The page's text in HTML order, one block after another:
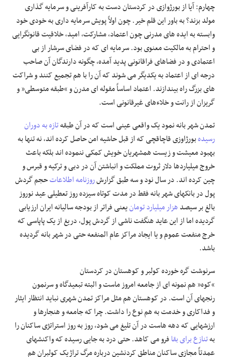
چهارم: آیا از بورژوازی در کردستان دست به کارآفرینی و سرمایه گذاری
مولد بزند؟ به باور این قلم خیر. چون اولاً پویش سرمایه داری به خودی خود
وابسته به ایده های مدرنی چون اعتماد، مشارکت، امید، خلاقیت قانونگرایی
و احترام به مالکیت معنوی بود. سرمایه ای که در فضای سرشار از بی
اعتمادی و در فضاهای فراقانونی پدید آمده، چگونه دارندگان آن صاحب
درجه ای از اعتماد به یکدیگر می شوند که آن را با هم تجمیع کنند و شراکت
های بزرگ راه بیندازند. اعتماد اساساً مقوله ای مدرن و “طبقه متوسطی” و
گریزان از رانت و خلاءهای غیرقانونی است.
تمدن شهر بانه نمود یک واقعی عینی است که در آن طبقهتازه به دوران
رسیدهبورژاوزی قاچاقچی که از قبل حاشیه امن حاصل کرده اند، نه تنها به
بهبود معیشت و زیست همشهریان خویش کمکی ننموده اند بلکه باعث
خروج میلیاردها دلار ثروت مملکت و انباشتن آن در دبی و ترکیه و قبرس و
چین کرده اند. در سال نود و سه طبق گزارشروزنامه اطلاعاتحجم گردش
پول در بانکهای شهر بانه فقط در مدت کوتاه سیزده روز تعطیلی عید نوروز
بالغ بر سیصدهزار میلیارد تومانیعنی فراتر از بودجه سالیانه ایران ارزیابی
گردیده اما از این عاید هنگفت ناشی از گردش پول، دریغ از یک پاپاسی که
خرج منفعت عموم و یا ایجاد مراکز عام المنفعه حتی در شهر بانه گردیده
باشد.
سرنوشت گره خورده کولبر و کوهستان در کردستان
“کوه” هم نمونه ای از جامعه امروز ماست و البته تبعیدگاه و سرنمون
رنجهای آن است. در کوهستان هم مثل مراکز تمدن شهری نباید انتظار ایثار
و فداکاری و خدمت به هم نوع را داشت. چرا که جامعه و هنجارها و
ارزشهایی که دهه هاست در آن تلیغ می شود، روز به روز استراتژی ساکنان را
بهتنازع برای بقافرو می کاهد. حتی درد به جایی رسیده که واکنشهای
عمدتاً مجازی ساکنان مناطق کردنشین درباره مرگ تراژیک کولبران هم